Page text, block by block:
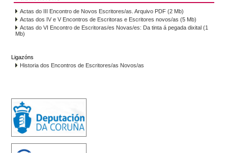
Actas do III Encontro de Novos Escritores/as. Arquivo PDF (2 Mb)
Actas dos IV e V Encontros de Escritoras e Escritores novos/as (5 Mb)
Actas do VI Encontro de Escritoras/es Novas/es: Da tinta á pegada dixital (1
Mb)
Ligazóns
Historia dos Encontros de Escritores/as Novos/as